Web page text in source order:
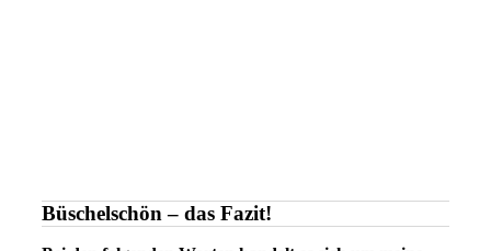
Büschelschön – das Fazit!